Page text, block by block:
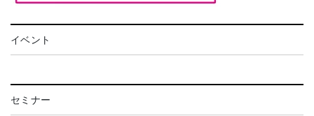
イベント
セミナー